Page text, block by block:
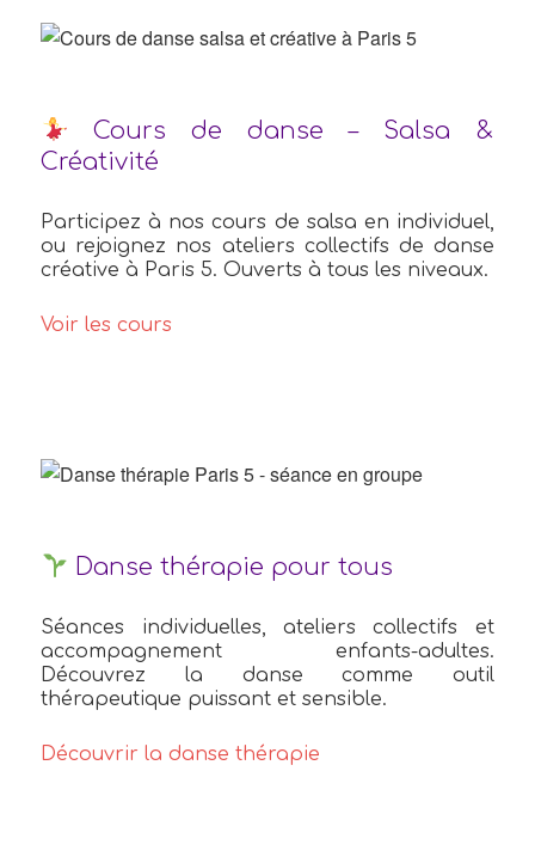
Cours de danse – Salsa &
Créativité
Participez à nos cours de salsa en individuel,
ou rejoignez nos ateliers collectifs de danse
créative à Paris 5. Ouverts à tous les niveaux.
Voir les cours
Danse thérapie pour tous
Séances individuelles, ateliers collectifs et
accompagnement enfants-adultes.
Découvrez la danse comme outil
thérapeutique puissant et sensible.
Découvrir la danse thérapie